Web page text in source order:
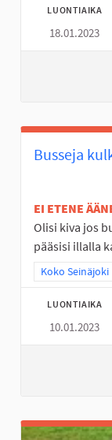
LUONTIAIKA
18.01.2023
Busseja
EI ETENE
Olisi kiva jos
pääsisi illalla
Rajaa tulokset
Koko Seinäjoki
LUONTIAIKA
10.01.2023